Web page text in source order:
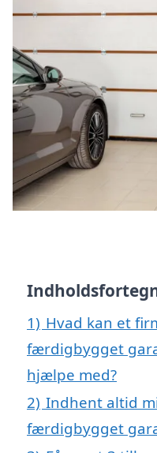
1) Hvad kan et
færdigbygget
hjælpe med?
2) Indhent altid
færdigbygget